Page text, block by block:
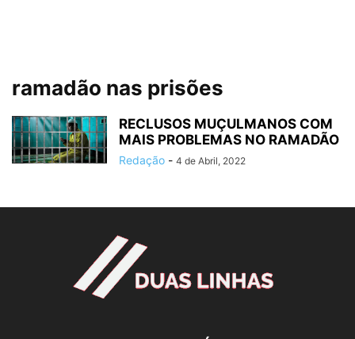
ramadão nas prisões
RECLUSOS MUÇULMANOS COM
MAIS PROBLEMAS NO RAMADÃO
Redação - 4 de Abril, 2022